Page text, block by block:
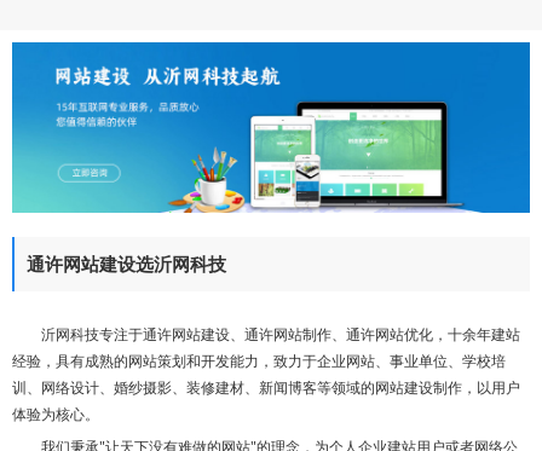
通许网站建设选沂网科技
沂网科技专注于通许网站建设、通许网站制作、通许网站优化，十余年建站
经验，具有成熟的网站策划和开发能力，致力于企业网站、事业单位、学校培
训、网络设计、婚纱摄影、装修建材、新闻博客等领域的网站建设制作，以用户
体验为核心。